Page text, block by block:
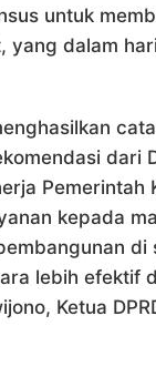
untuk
yang dalam
dari
Pemerintah
kepada
di
lebih efektif
Ketua